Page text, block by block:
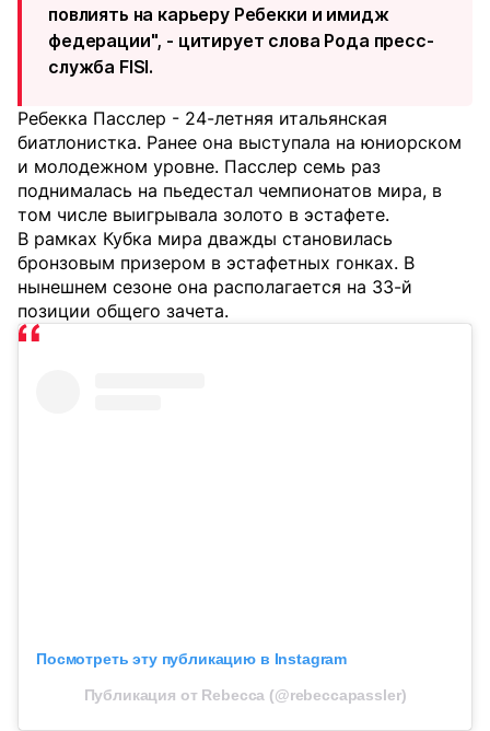
повлиять на карьеру Ребекки и имидж
федерации", - цитирует слова Рода пресс-
служба FISI.
Ребекка Пасслер - 24-летняя итальянская
биатлонистка. Ранее она выступала на юниорском
и молодежном уровне. Пасслер семь раз
поднималась на пьедестал чемпионатов мира, в
том числе выигрывала золото в эстафете.
В рамках Кубка мира дважды становилась
бронзовым призером в эстафетных гонках. В
нынешнем сезоне она располагается на 33-й
позиции общего зачета.
Посмотреть эту публикацию в Instagram
Публикация от Rebecca (@rebeccapassler)